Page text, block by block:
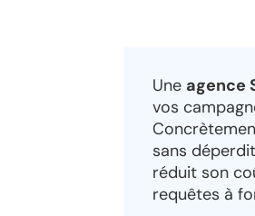
Une agence
vos
sans
réduit son
requêtes à